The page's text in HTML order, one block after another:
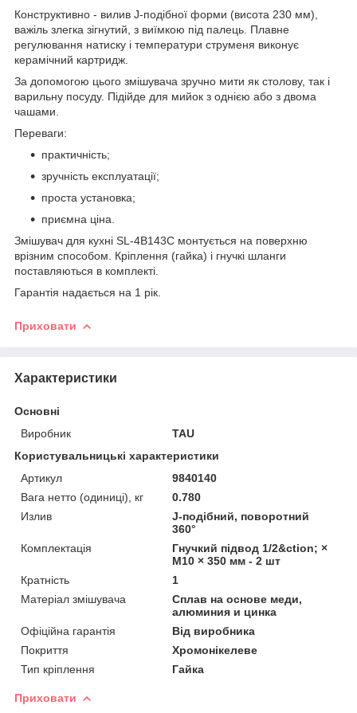
Конструктивно - вилив J-подібної форми (висота 230 мм),
важіль злегка зігнутий, з виїмкою під палець. Плавне
регулювання натиску і температури струменя виконує
керамічний картридж.
За допомогою цього змішувача зручно мити як столову, так і
варильну посуду. Підійде для мийок з однією або з двома
чашами.
Переваги:
практичність;
зручність експлуатації;
проста установка;
приємна ціна.
Змішувач для кухні SL-4B143C монтується на поверхню
врізним способом. Кріплення (гайка) і гнучкі шланги
поставляються в комплекті.
Гарантія надається на 1 рік.
Приховати
Характеристики
Основні
Виробник
TAU
Користувальницькі характеристики
Артикул
9840140
Вага нетто (одиниці), кг
0.780
Излив
J-подібний, поворотний
360°
Комплектація
Гнучкий підвод 1/2&ction; ×
M10 × 350 мм - 2 шт
Кратність
1
Матеріал змішувача
Сплав на основе меди,
алюминия и цинка
Офіційна гарантія
Від виробника
Покриття
Хромонікелеве
Тип кріплення
Гайка
Приховати